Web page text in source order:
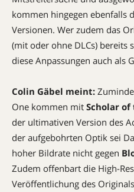
kommen hingegen ebenfalls
Versionen. Wer zudem das
(mit oder ohne DLCs) bereits
diese Anpassungen auch als
Colin Gäbel meint:
One kommen mit Scholar of
der ultimativen Version des
der aufgebohrten Optik sei
hoher Bildrate nicht gegen
Zudem offenbart die High-
Veröffentlichung des